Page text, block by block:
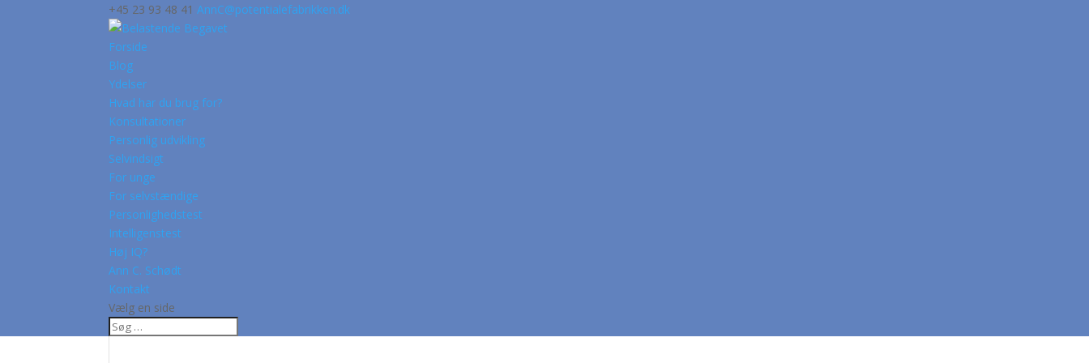
+45 23 93 48 41 AnnC@potentialefabrikken.dk
Forside
Blog
Ydelser
Hvad har du brug for?
Konsultationer
Personlig udvikling
Selvindsigt
For unge
For selvstændige
Personlighedstest
Intelligenstest
Høj IQ?
Ann C. Schødt
Kontakt
Vælg en side